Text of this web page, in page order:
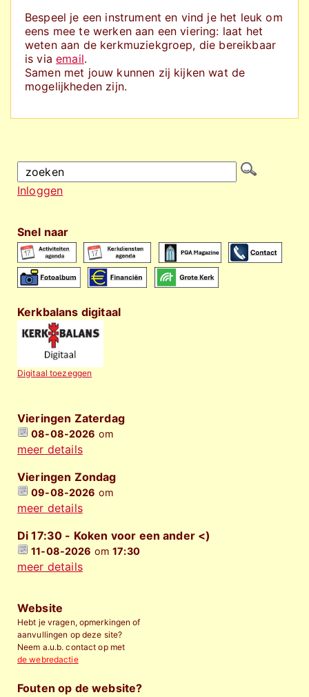
Bespeel je een instrument en vind je het leuk om
eens mee te werken aan een viering: laat het
weten aan de kerkmuziekgroep, die bereikbaar
is viaemail.
Samen met jouw kunnen zij kijken wat de
mogelijkheden zijn.
Inloggen
Snel naar
Kerkbalans digitaal
Digitaal toezeggen
Vieringen Zaterdag
08-08-2026 om
meer details
Vieringen Zondag
09-08-2026 om
meer details
Di 17:30 - Koken voor een ander <)
11-08-2026 om17:30
meer details
Website
Hebt je vragen, opmerkingen of
aanvullingen op deze site?
Neem a.u.b. contact op met
de webredactie
Fouten op de website?